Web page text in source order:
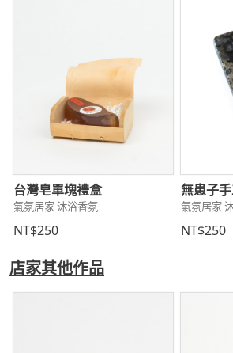
台灣皂單塊禮盒
氣氛居家 沐浴香氛
NT$250
無患子
氣氛居家
NT$250
店家其他作品